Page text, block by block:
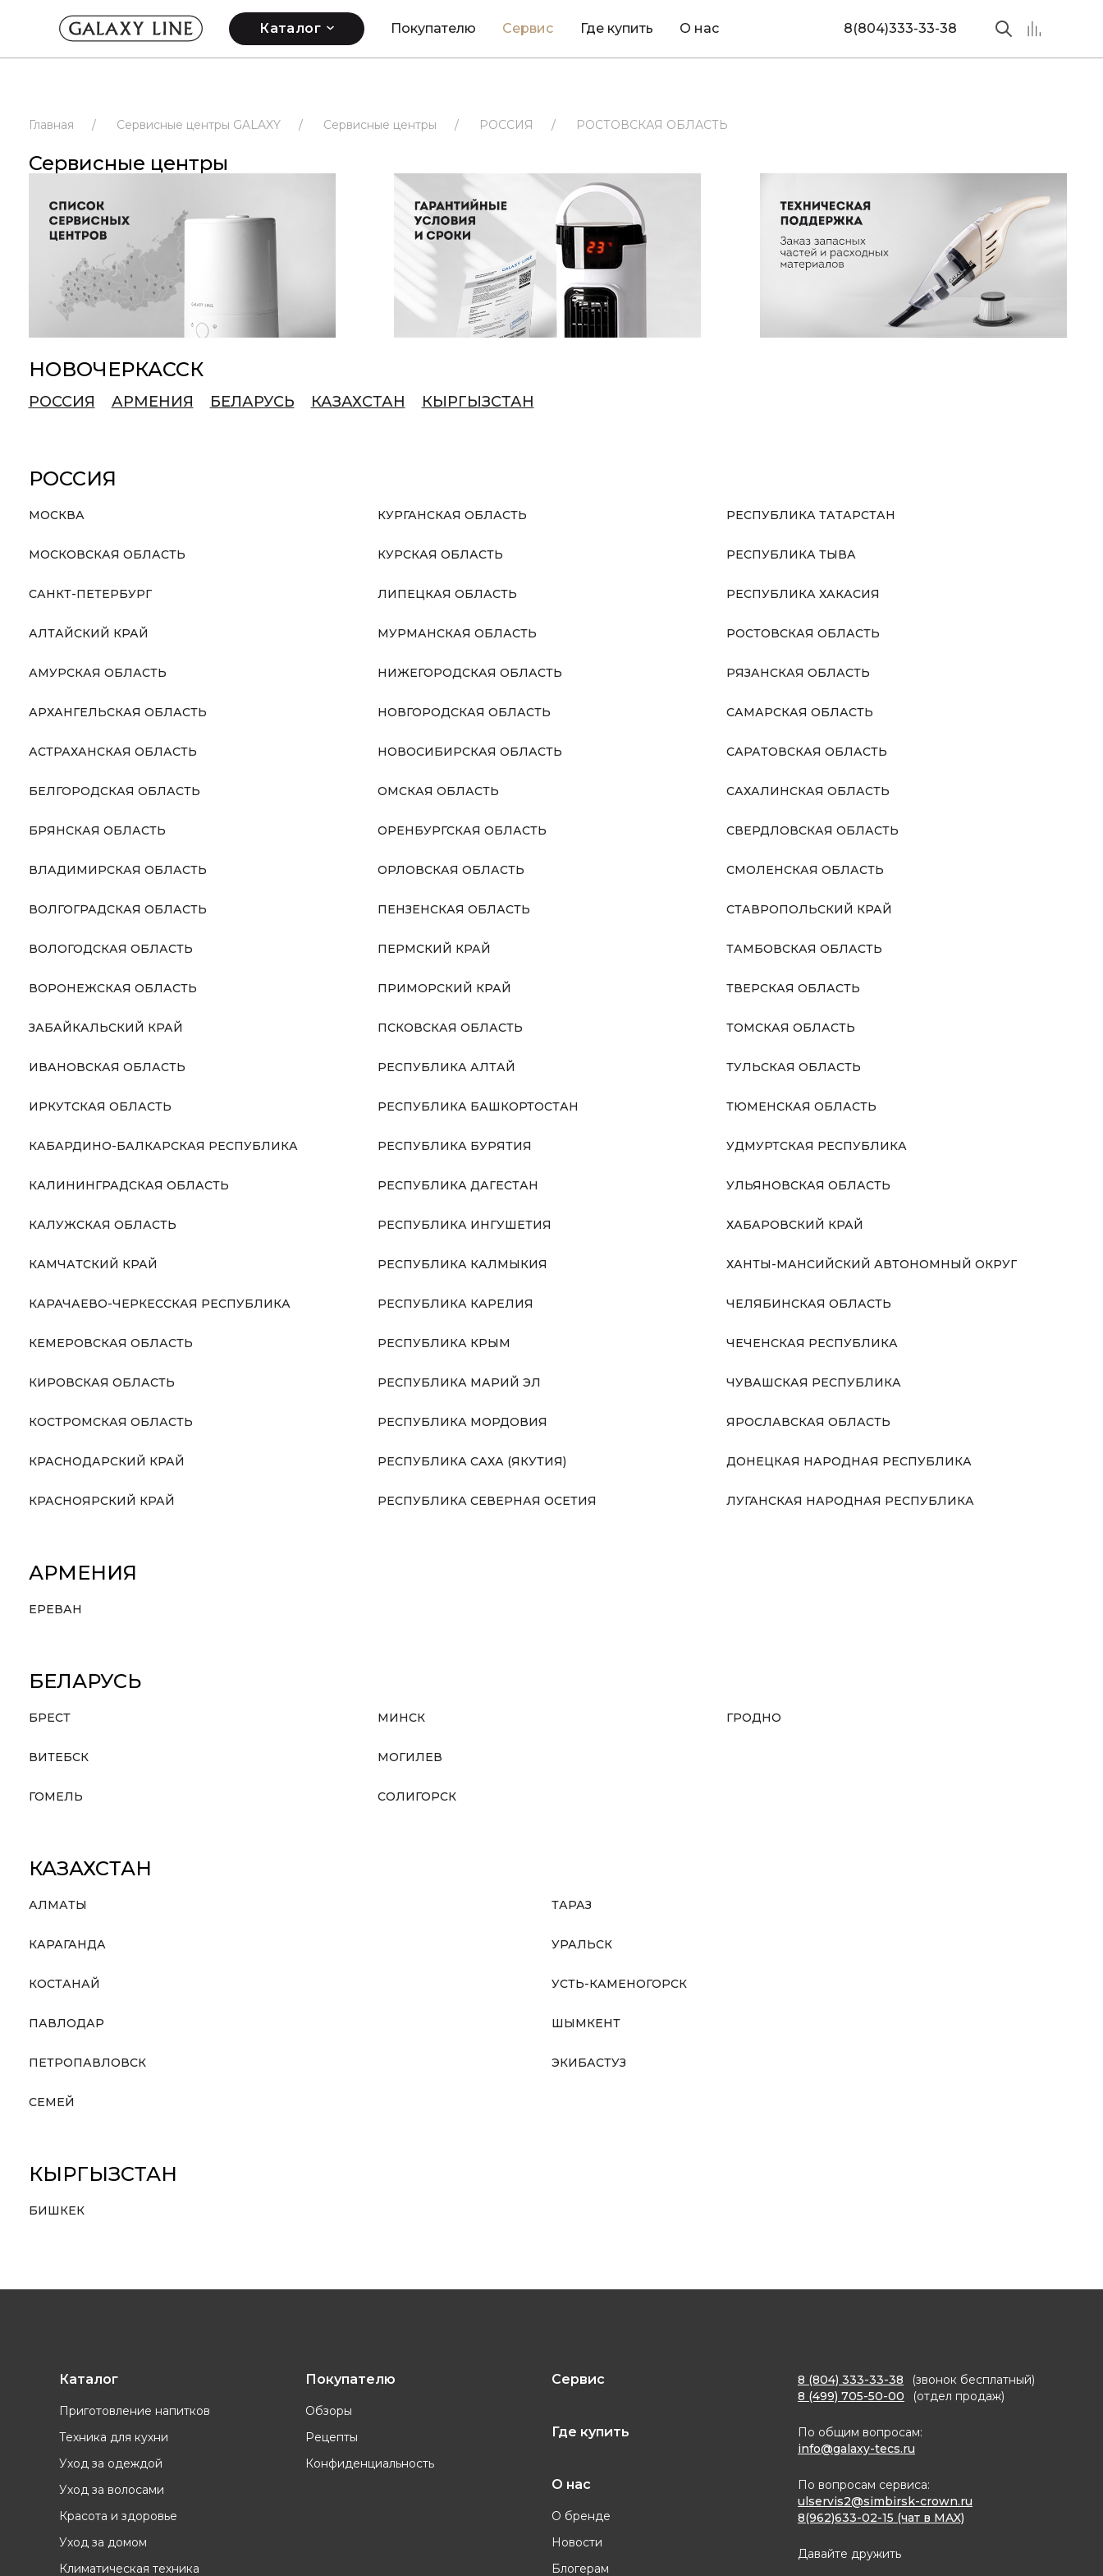
Каталог Покупателю Сервис Где купить О нас 8(804)333-33-38
Главная / Сервисные центры GALAXY / Сервисные центры / РОССИЯ / РОСТОВСКАЯ ОБЛАСТЬ
Сервисные центры
НОВОЧЕРКАССК
РОССИЯ АРМЕНИЯ БЕЛАРУСЬ КАЗАХСТАН КЫРГЫЗСТАН
РОССИЯ
МОСКВА
МОСКОВСКАЯ ОБЛАСТЬ
САНКТ-ПЕТЕРБУРГ
АЛТАЙСКИЙ КРАЙ
АМУРСКАЯ ОБЛАСТЬ
АРХАНГЕЛЬСКАЯ ОБЛАСТЬ
АСТРАХАНСКАЯ ОБЛАСТЬ
БЕЛГОРОДСКАЯ ОБЛАСТЬ
БРЯНСКАЯ ОБЛАСТЬ
ВЛАДИМИРСКАЯ ОБЛАСТЬ
ВОЛГОГРАДСКАЯ ОБЛАСТЬ
ВОЛОГОДСКАЯ ОБЛАСТЬ
ВОРОНЕЖСКАЯ ОБЛАСТЬ
ЗАБАЙКАЛЬСКИЙ КРАЙ
ИВАНОВСКАЯ ОБЛАСТЬ
ИРКУТСКАЯ ОБЛАСТЬ
КАБАРДИНО-БАЛКАРСКАЯ РЕСПУБЛИКА
КАЛИНИНГРАДСКАЯ ОБЛАСТЬ
КАЛУЖСКАЯ ОБЛАСТЬ
КАМЧАТСКИЙ КРАЙ
КАРАЧАЕВО-ЧЕРКЕССКАЯ РЕСПУБЛИКА
КЕМЕРОВСКАЯ ОБЛАСТЬ
КИРОВСКАЯ ОБЛАСТЬ
КОСТРОМСКАЯ ОБЛАСТЬ
КРАСНОДАРСКИЙ КРАЙ
КРАСНОЯРСКИЙ КРАЙ
КУРГАНСКАЯ ОБЛАСТЬ
КУРСКАЯ ОБЛАСТЬ
ЛИПЕЦКАЯ ОБЛАСТЬ
МУРМАНСКАЯ ОБЛАСТЬ
НИЖЕГОРОДСКАЯ ОБЛАСТЬ
НОВГОРОДСКАЯ ОБЛАСТЬ
НОВОСИБИРСКАЯ ОБЛАСТЬ
ОМСКАЯ ОБЛАСТЬ
ОРЕНБУРГСКАЯ ОБЛАСТЬ
ОРЛОВСКАЯ ОБЛАСТЬ
ПЕНЗЕНСКАЯ ОБЛАСТЬ
ПЕРМСКИЙ КРАЙ
ПРИМОРСКИЙ КРАЙ
ПСКОВСКАЯ ОБЛАСТЬ
РЕСПУБЛИКА АЛТАЙ
РЕСПУБЛИКА БАШКОРТОСТАН
РЕСПУБЛИКА БУРЯТИЯ
РЕСПУБЛИКА ДАГЕСТАН
РЕСПУБЛИКА ИНГУШЕТИЯ
РЕСПУБЛИКА КАЛМЫКИЯ
РЕСПУБЛИКА КАРЕЛИЯ
РЕСПУБЛИКА КРЫМ
РЕСПУБЛИКА МАРИЙ ЭЛ
РЕСПУБЛИКА МОРДОВИЯ
РЕСПУБЛИКА САХА (ЯКУТИЯ)
РЕСПУБЛИКА СЕВЕРНАЯ ОСЕТИЯ
РЕСПУБЛИКА ТАТАРСТАН
РЕСПУБЛИКА ТЫВА
РЕСПУБЛИКА ХАКАСИЯ
РОСТОВСКАЯ ОБЛАСТЬ
РЯЗАНСКАЯ ОБЛАСТЬ
САМАРСКАЯ ОБЛАСТЬ
САРАТОВСКАЯ ОБЛАСТЬ
САХАЛИНСКАЯ ОБЛАСТЬ
СВЕРДЛОВСКАЯ ОБЛАСТЬ
СМОЛЕНСКАЯ ОБЛАСТЬ
СТАВРОПОЛЬСКИЙ КРАЙ
ТАМБОВСКАЯ ОБЛАСТЬ
ТВЕРСКАЯ ОБЛАСТЬ
ТОМСКАЯ ОБЛАСТЬ
ТУЛЬСКАЯ ОБЛАСТЬ
ТЮМЕНСКАЯ ОБЛАСТЬ
УДМУРТСКАЯ РЕСПУБЛИКА
УЛЬЯНОВСКАЯ ОБЛАСТЬ
ХАБАРОВСКИЙ КРАЙ
ХАНТЫ-МАНСИЙСКИЙ АВТОНОМНЫЙ ОКРУГ
ЧЕЛЯБИНСКАЯ ОБЛАСТЬ
ЧЕЧЕНСКАЯ РЕСПУБЛИКА
ЧУВАШСКАЯ РЕСПУБЛИКА
ЯРОСЛАВСКАЯ ОБЛАСТЬ
ДОНЕЦКАЯ НАРОДНАЯ РЕСПУБЛИКА
ЛУГАНСКАЯ НАРОДНАЯ РЕСПУБЛИКА
АРМЕНИЯ
ЕРЕВАН
БЕЛАРУСЬ
БРЕСТ
ВИТЕБСК
ГОМЕЛЬ
МИНСК
МОГИЛЕВ
СОЛИГОРСК
ГРОДНО
КАЗАХСТАН
АЛМАТЫ
КАРАГАНДА
КОСТАНАЙ
ПАВЛОДАР
ПЕТРОПАВЛОВСК
СЕМЕЙ
ТАРАЗ
УРАЛЬСК
УСТЬ-КАМЕНОГОРСК
ШЫМКЕНТ
ЭКИБАСТУЗ
КЫРГЫЗСТАН
БИШКЕК
Каталог
Приготовление напитков
Техника для кухни
Уход за одеждой
Уход за волосами
Красота и здоровье
Уход за домом
Климатическая техника
Покупателю
Обзоры
Рецепты
Конфиденциальность
Сервис
Где купить
О нас
О бренде
Новости
Блогерам
8 (804) 333-33-38
(звонок бесплатный)
8 (499) 705-50-00
(отдел продаж)
По общим вопросам:
info@galaxy-tecs.ru
По вопросам сервиса:
ulservis2@simbirsk-crown.ru
8(962)633-02-15 (чат в MAX)
Давайте дружить